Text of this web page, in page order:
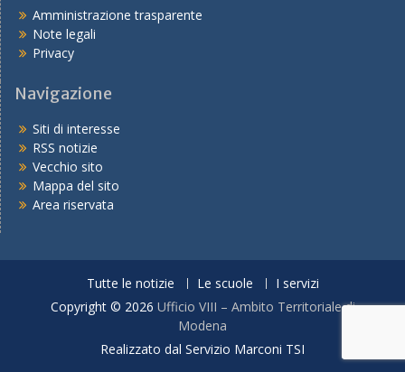
Amministrazione trasparente
Note legali
Privacy
Navigazione
Siti di interesse
RSS notizie
Vecchio sito
Mappa del sito
Area riservata
Tutte le notizie Le scuole
I servizi
Copyright © 2026 Ufficio VIII – Ambito Territoriale di
Modena
Realizzato dal Servizio Marconi TSI